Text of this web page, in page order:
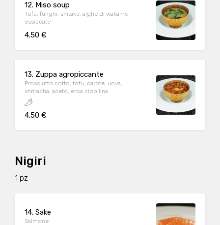
12. Miso soup
Tofu, funghi, shitake, alghe di wakame
essiccate
4.50 €
13. Zuppa agropiccante
Prosciutto cotto, tofu, carote, uova,
shriracha, aceto, erba cipollina
4.50 €
Nigiri
1 pz
14. Sake
Salmone